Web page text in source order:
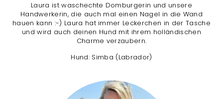
Laura ist waschechte Domburgerin und unsere
Handwerkerin, die auch mal einen Nagel in die Wand
hauen kann :-) Laura hat immer Leckerchen in der Tasche
und wird auch deinen Hund mit ihrem holländischen
Charme verzaubern.
Hund: Simba (Labrador)